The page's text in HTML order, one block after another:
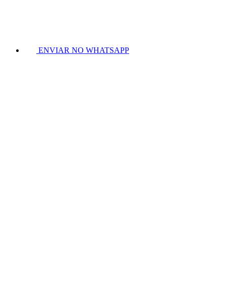
ENVIAR NO WHATSAPP